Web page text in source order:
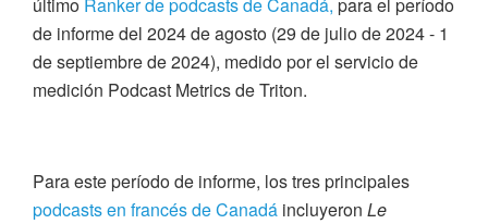
último Ranker de podcasts de Canadá, para el período
de informe del 2024 de agosto (29 de julio de 2024 - 1
de septiembre de 2024), medido por el servicio de
medición Podcast Metrics​​​​​​​ de Triton.
Para este período de informe, los tres principales
podcasts en francés de Canadá incluyeron Le